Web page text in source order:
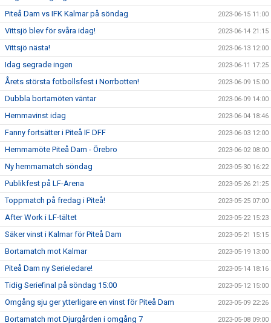
Piteå Dam vs IFK Kalmar på söndag 2023-06-15 11:00
Vittsjö blev för svåra idag! 2023-06-14 21:15
Vittsjö nästa! 2023-06-13 12:00
Idag segrade ingen 2023-06-11 17:25
Årets största fotbollsfest i Norrbotten! 2023-06-09 15:00
Dubbla bortamöten väntar 2023-06-09 14:00
Hemmavinst idag 2023-06-04 18:46
Fanny fortsätter i Piteå IF DFF 2023-06-03 12:00
Hemmamöte Piteå Dam - Örebro 2023-06-02 08:00
Ny hemmamatch söndag 2023-05-30 16:22
Publikfest på LF-Arena 2023-05-26 21:25
Toppmatch på fredag i Piteå! 2023-05-25 07:00
After Work i LF-tältet 2023-05-22 15:23
Säker vinst i Kalmar för Piteå Dam 2023-05-21 15:15
Bortamatch mot Kalmar 2023-05-19 13:00
Piteå Dam ny Serieledare! 2023-05-14 18:16
Tidig Seriefinal på söndag 15:00 2023-05-12 15:00
Omgång sju ger ytterligare en vinst för Piteå Dam 2023-05-09 22:26
Bortamatch mot Djurgården i omgång 7 2023-05-08 09:00